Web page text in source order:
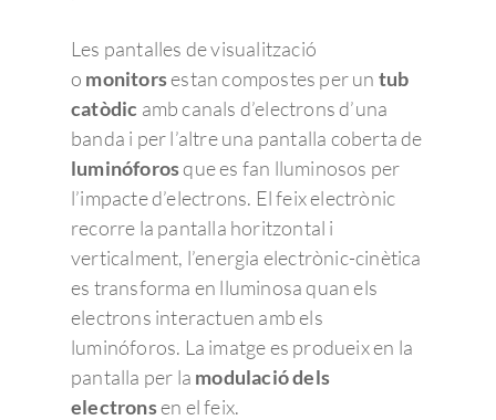
Les pantalles de visualització
o monitorsestan compostes per un tub
catòdic amb canals d’electrons d’una
banda i per l’altre una pantalla coberta de
luminóforosque es fan lluminosos per
l’impacte d’electrons. El feix electrònic
recorre la pantalla horitzontal i
verticalment, l’energia electrònic-cinètica
es transforma en lluminosa quan els
electrons interactuen amb els
luminóforos. La imatge es produeix en la
pantalla per la modulació dels
electronsen el feix.